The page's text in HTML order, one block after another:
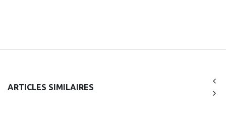
ARTICLES SIMILAIRES